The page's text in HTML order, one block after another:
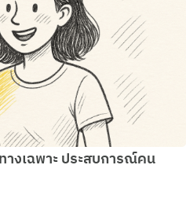
งเฉพาะ ประสบการณ์คน